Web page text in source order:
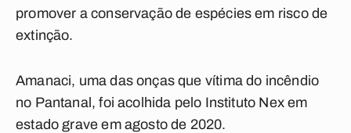
promover a conservação de espécies em risco de
extinção.
Amanaci, uma das onças que vítima do incêndio
no Pantanal, foi acolhida pelo Instituto Nex em
estado grave em agosto de 2020.